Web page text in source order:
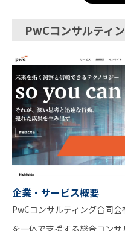
PwCコンサルティ
企業・サービス概要
PwCコンサルティング合同
を一体で支援する総合コン